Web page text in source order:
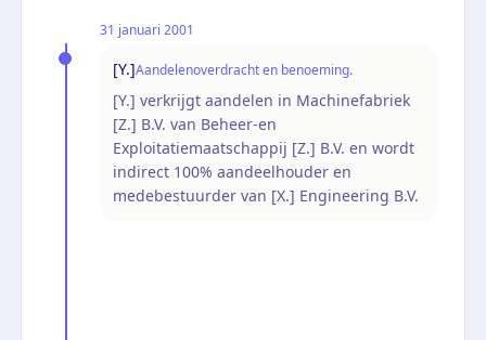
31 januari 2001
[Y.]Aandelenoverdracht en benoeming.
[Y.] verkrijgt aandelen in Machinefabriek
[Z.] B.V. van Beheer-en
Exploitatiemaatschappij [Z.] B.V. en wordt
indirect 100% aandeelhouder en
medebestuurder van [X.] Engineering B.V.